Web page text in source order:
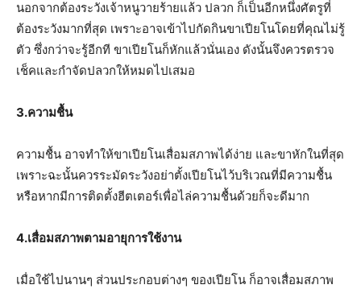
นอกจากต้องระวังเจ้าหนูวายร้ายแล้ว ปลวก ก็เป็นอีกหนึ่งศัตรูที่
ต้องระวังมากที่สุด เพราะอาจเข้าไปกัดกินขาเปียโนโดยที่คุณไม่รู้
ตัว ซึ่งกว่าจะรู้อีกที ขาเปียโนก็หักแล้วนั่นเอง ดังนั้นจึงควรตรวจ
เช็คและกำจัดปลวกให้หมดไปเสมอ
3.ความชื้น
ความชื้น อาจทำให้ขาเปียโนเสื่อมสภาพได้ง่าย และขาหักในที่สุด
เพราะฉะนั้นควรระมัดระวังอย่าตั้งเปียโนไว้บริเวณที่มีความชื้น
หรือหากมีการติดตั้งฮีตเตอร์เพื่อไล่ความชื้นด้วยก็จะดีมาก
4.เสื่อมสภาพตามอายุการใช้งาน
เมื่อใช้ไปนานๆ ส่วนประกอบต่างๆ ของเปียโน ก็อาจเสื่อมสภาพ